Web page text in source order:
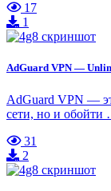
17
1
AdGuard VPN —
AdGuard VPN —
сети, но и обойти
31
2